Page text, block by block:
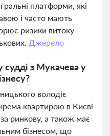
платформи, які
і часто мають
ризики витоку
Джерело
з Мукачева у
володіє
квартирою в Києві
ринкову, а також має
бізнесом, що